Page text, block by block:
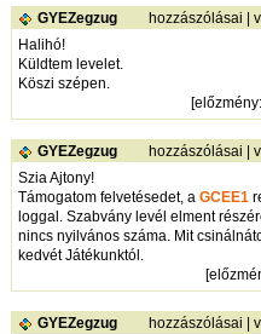
GYEZegzug hozzászólásai |
Halihó!
Küldtem levelet.
Köszi szépen.
[előzmény
GYEZegzug hozzászólásai |
Szia Ajtony!
Támogatom felvetésedet, aGCEE1
loggal. Szabvány levél elment
nincs nyilvános száma. Mit
kedvét Játékunktól.
[
GYEZegzug hozzászólásai |